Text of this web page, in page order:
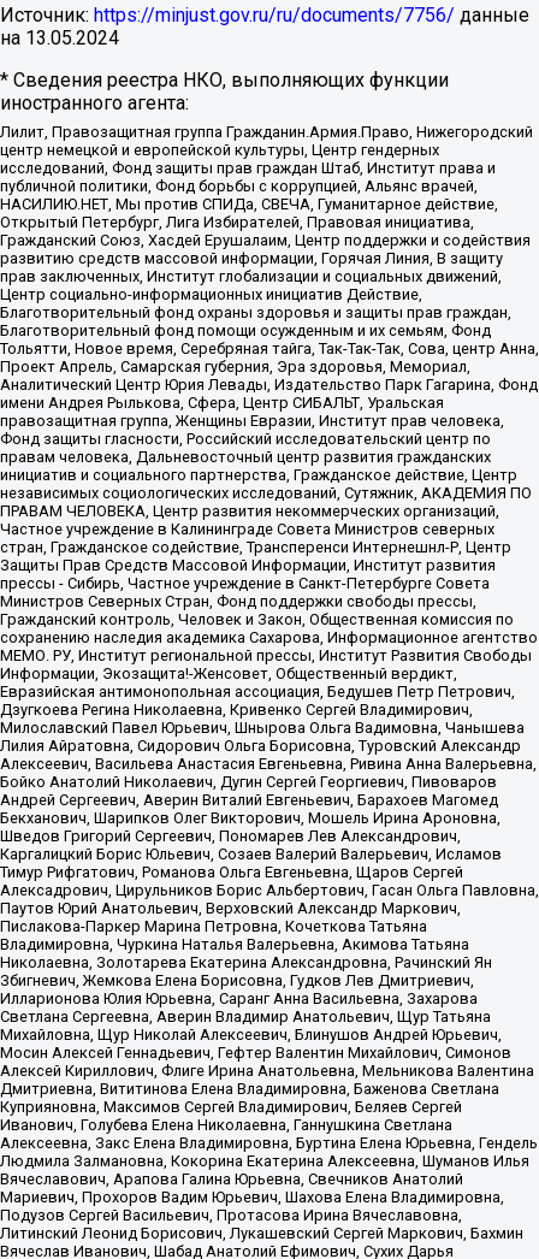
Источник: https://minjust.gov.ru/ru/documents/7756/ данные
на 13.05.2024
* Сведения реестра НКО, выполняющих функции
иностранного агента:
Лилит, Правозащитная группа Гражданин.Армия.Право, Нижегородский
центр немецкой и европейской культуры, Центр гендерных
исследований, Фонд защиты прав граждан Штаб, Институт права и
публичной политики, Фонд борьбы с коррупцией, Альянс врачей,
НАСИЛИЮ.НЕТ, Мы против СПИДа, СВЕЧА, Гуманитарное действие,
Открытый Петербург, Лига Избирателей, Правовая инициатива,
Гражданский Союз, Хасдей Ерушалаим, Центр поддержки и содействия
развитию средств массовой информации, Горячая Линия, В защиту
прав заключенных, Институт глобализации и социальных движений,
Центр социально-информационных инициатив Действие,
Благотворительный фонд охраны здоровья и защиты прав граждан,
Благотворительный фонд помощи осужденным и их семьям, Фонд
Тольятти, Новое время, Серебряная тайга, Так-Так-Так, Сова, центр Анна,
Проект Апрель, Самарская губерния, Эра здоровья, Мемориал,
Аналитический Центр Юрия Левады, Издательство Парк Гагарина, Фонд
имени Андрея Рылькова, Сфера, Центр СИБАЛЬТ, Уральская
правозащитная группа, Женщины Евразии, Институт прав человека,
Фонд защиты гласности, Российский исследовательский центр по
правам человека, Дальневосточный центр развития гражданских
инициатив и социального партнерства, Гражданское действие, Центр
независимых социологических исследований, Сутяжник, АКАДЕМИЯ ПО
ПРАВАМ ЧЕЛОВЕКА, Центр развития некоммерческих организаций,
Частное учреждение в Калининграде Совета Министров северных
стран, Гражданское содействие, Трансперенси Интернешнл-Р, Центр
Защиты Прав Средств Массовой Информации, Институт развития
прессы - Сибирь, Частное учреждение в Санкт-Петербурге Совета
Министров Северных Стран, Фонд поддержки свободы прессы,
Гражданский контроль, Человек и Закон, Общественная комиссия по
сохранению наследия академика Сахарова, Информационное агентство
МЕМО. РУ, Институт региональной прессы, Институт Развития Свободы
Информации, Экозащита!-Женсовет, Общественный вердикт,
Евразийская антимонопольная ассоциация, Бедушев Петр Петрович,
Дзугкоева Регина Николаевна, Кривенко Сергей Владимирович,
Милославский Павел Юрьевич, Шнырова Ольга Вадимовна, Чанышева
Лилия Айратовна, Сидорович Ольга Борисовна, Туровский Александр
Алексеевич, Васильева Анастасия Евгеньевна, Ривина Анна Валерьевна,
Бойко Анатолий Николаевич, Дугин Сергей Георгиевич, Пивоваров
Андрей Сергеевич, Аверин Виталий Евгеньевич, Барахоев Магомед
Бекханович, Шарипков Олег Викторович, Мошель Ирина Ароновна,
Шведов Григорий Сергеевич, Пономарев Лев Александрович,
Каргалицкий Борис Юльевич, Созаев Валерий Валерьевич, Исламов
Тимур Рифгатович, Романова Ольга Евгеньевна, Щаров Сергей
Алексадрович, Цирульников Борис Альбертович, Гасан Ольга Павловна,
Паутов Юрий Анатольевич, Верховский Александр Маркович,
Пислакова-Паркер Марина Петровна, Кочеткова Татьяна
Владимировна, Чуркина Наталья Валерьевна, Акимова Татьяна
Николаевна, Золотарева Екатерина Александровна, Рачинский Ян
Збигневич, Жемкова Елена Борисовна, Гудков Лев Дмитриевич,
Илларионова Юлия Юрьевна, Саранг Анна Васильевна, Захарова
Светлана Сергеевна, Аверин Владимир Анатольевич, Щур Татьяна
Михайловна, Щур Николай Алексеевич, Блинушов Андрей Юрьевич,
Мосин Алексей Геннадьевич, Гефтер Валентин Михайлович, Симонов
Алексей Кириллович, Флиге Ирина Анатольевна, Мельникова Валентина
Дмитриевна, Вититинова Елена Владимировна, Баженова Светлана
Куприяновна, Максимов Сергей Владимирович, Беляев Сергей
Иванович, Голубева Елена Николаевна, Ганнушкина Светлана
Алексеевна, Закс Елена Владимировна, Буртина Елена Юрьевна, Гендель
Людмила Залмановна, Кокорина Екатерина Алексеевна, Шуманов Илья
Вячеславович, Арапова Галина Юрьевна, Свечников Анатолий
Мариевич, Прохоров Вадим Юрьевич, Шахова Елена Владимировна,
Подузов Сергей Васильевич, Протасова Ирина Вячеславовна,
Литинский Леонид Борисович, Лукашевский Сергей Маркович, Бахмин
Вячеслав Иванович, Шабад Анатолий Ефимович, Сухих Дарья